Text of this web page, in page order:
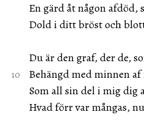
En gärd åt någon afdöd,
Dold i ditt bröst och
Du är den graf, der de,
Behängd med minnen
Som all sin del i mig dig
Hvad förr var mångas,